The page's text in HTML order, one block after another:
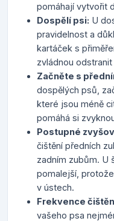
pomáhají vytvořit
Dospělí psi: U
pravidelnost a
kartáček s
zvládnou
Začněte s
dospělých psů,
které jsou méně
pomáhá si
Postupné
čištění předních
zadním zubům. U
pomalejší,
v ústech.
Frekvence
vašeho psa